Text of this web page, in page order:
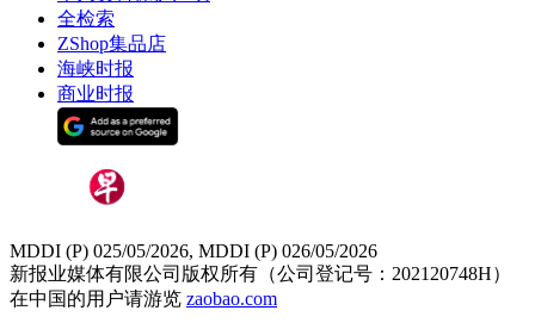
全检索
ZShop集品店
海峡时报
商业时报
MDDI (P) 025/05/2026, MDDI (P) 026/05/2026
新报业媒体有限公司版权所有（公司登记号：202120748H）
在中国的用户请游览 zaobao.com